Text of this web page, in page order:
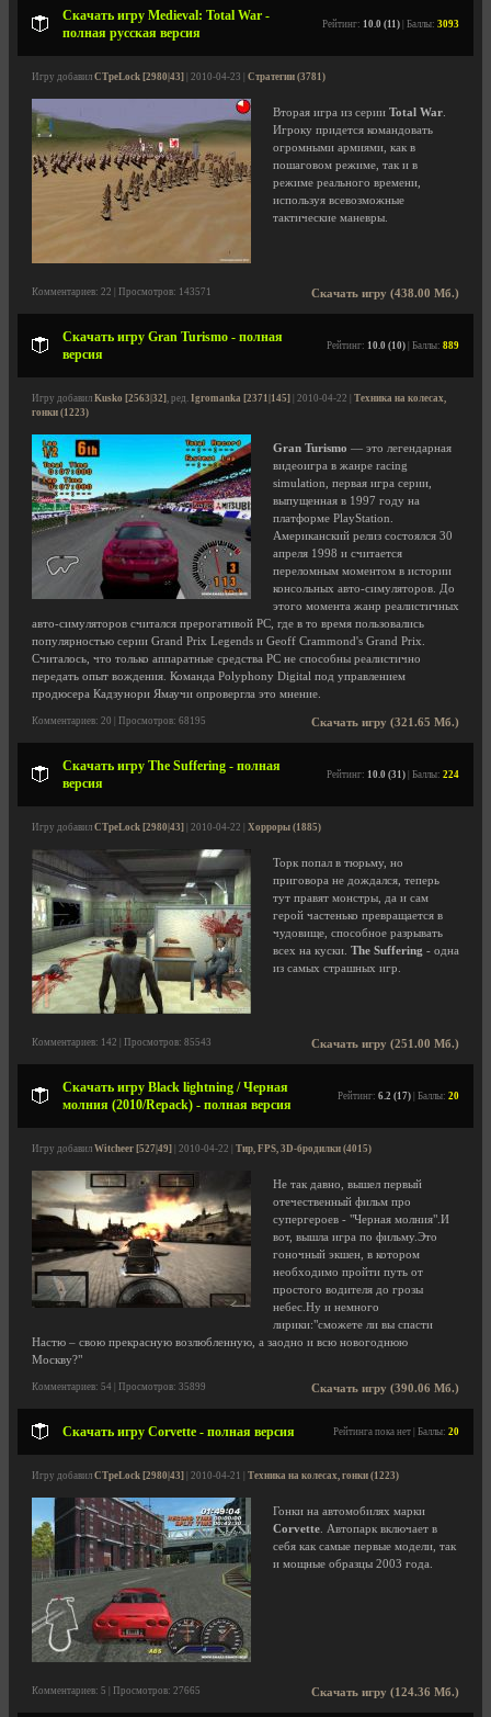
Скачать игру Medieval: Total War -
полная русская версия
Рейтинг: 10.0 (11) | Баллы: 3093
Игру добавил CTpeLock [2980|43] | 2010-04-23 | Стратегии (3781)
Вторая игра из серии Total War
Игроку придется командовать
огромными армиями, как в
пошаговом режиме, так и в
режиме реального времени,
используя всевозможные
тактические маневры.
Скачать игру (438.00 Мб.)
Комментариев: 22 | Просмотров: 143571
Скачать игру Gran Turismo - полная
версия
Рейтинг: 10.0 (10) | Баллы: 889
Игру добавил Kusko [2563|32], ред. Igromanka [2371|145] | 2010-04-22 | Техника на колесах,
гонки (1223)
Gran Turismo — это легендарная
видеоигра в жанре racing
simulation, первая игра серии,
выпущенная в 1997 году на
платформе PlayStation.
Американский релиз состоялся 30
апреля 1998 и считается
переломным моментом в истории
консольных авто-симуляторов. До
этого момента жанр реалистичных
авто-симуляторов считался прерогативой PC, где в то время пользовались
популярностью серии Grand Prix Legends и Geoff Crammond's Grand Prix.
Считалось, что только аппаратные средства PC не способны реалистично
передать опыт вождения. Команда Polyphony Digital под управлением
продюсера Кадзунори Ямаучи опровергла это мнение.
Скачать игру (321.65 Мб.)
Комментариев: 20 | Просмотров: 68195
Скачать игру The Suffering - полная
версия
Рейтинг: 10.0 (31) | Баллы: 224
Игру добавил CTpeLock [2980|43] | 2010-04-22 | Хорроры (1885)
Торк попал в тюрьму, но
приговора не дождался, теперь
тут правят монстры, да и сам
герой частенько превращается в
чудовище, способное разрывать
всех на куски. The Suffering - одна
из самых страшных игр.
Скачать игру (251.00 Мб.)
Комментариев: 142 | Просмотров: 85543
Скачать игру Black lightning / Черная
молния (2010/Repack) - полная версия
Рейтинг: 6.2 (17) | Баллы: 20
Игру добавил Witcheer [527|49] | 2010-04-22 | Тир, FPS, 3D-бродилки (4015)
Не так давно, вышел первый
отечественный фильм про
супергероев - "Черная молния".И
вот, вышла игра по фильму.Это
гоночный экшен, в котором
необходимо пройти путь от
простого водителя до грозы
небес.Ну и немного
лирики:"сможете ли вы спасти
Настю – свою прекрасную возлюбленную, а заодно и всю новогоднюю
Москву?"
Скачать игру (390.06 Мб.)
Комментариев: 54 | Просмотров: 35899
Скачать игру Corvette - полная версия Рейтинга пока нет | Баллы: 20
Игру добавил CTpeLock [2980|43] | 2010-04-21 | Техника на колесах, гонки (1223)
Гонки на автомобилях марки
Corvette . Автопарк включает в
себя как самые первые модели, так
и мощные образцы 2003 года.
Скачать игру (124.36 Мб.)
Комментариев: 5 | Просмотров: 27665